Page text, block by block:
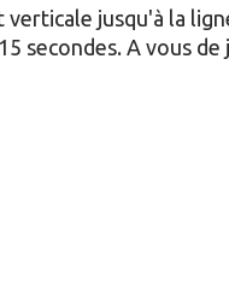
jusqu'à la
secondes. A vous de